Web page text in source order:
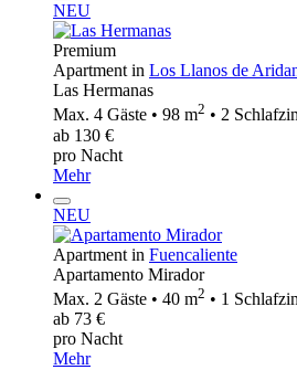
NEU
Premium
Apartment in Los Llanos de
Las Hermanas
Max. 4 Gäste • 98 m2 • 2
ab 130 €
pro Nacht
Mehr
NEU
Apartment in Fuencaliente
Apartamento Mirador
Max. 2 Gäste • 40 m2 • 1
ab 73 €
pro Nacht
Mehr